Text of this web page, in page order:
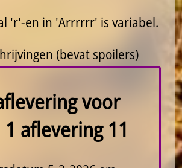
'r'-en in 'Arrrrrr' is variabel.
(bevat spoilers)
voor
aflevering 11